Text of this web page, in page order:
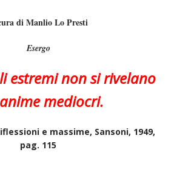
di Manlio Lo Presti
Esergo
estremi non si rivelano
mediocri.
e massime, Sansoni, 1949,
pag. 115